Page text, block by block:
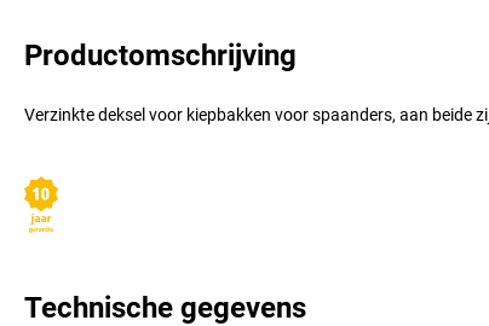
Productomschrijving
Verzinkte deksel voor kiepbakken voor spaanders, aan beide
Technische gegevens